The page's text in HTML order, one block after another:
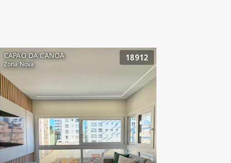
CAPAO DA CANOA
Zona Nova
18912